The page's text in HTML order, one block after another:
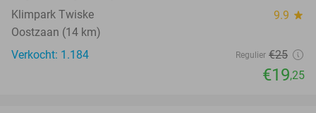
Klimpark Twiske 9.9 star
Oostzaan (14 km)
Verkocht: 1.184
Regulier €25
€19,25